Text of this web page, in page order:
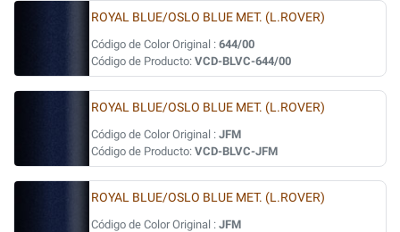
ROYAL BLUE/OSLO BLUE MET. (L.ROVER)
Código de Color Original : 644/00
Código de Producto: VCD-BLVC-644/00
ROYAL BLUE/OSLO BLUE MET. (L.ROVER)
Código de Color Original : JFM
Código de Producto: VCD-BLVC-JFM
ROYAL BLUE/OSLO BLUE MET. (L.ROVER)
Código de Color Original : JFM